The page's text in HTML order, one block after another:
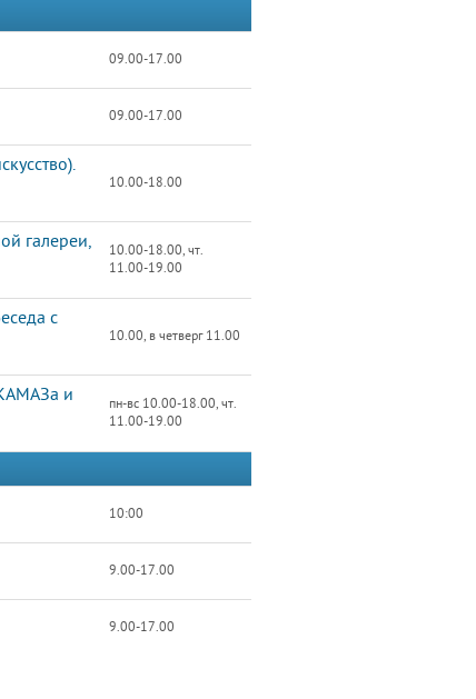
09.00-17.00
09.00-17.00
10.00-18.00
галереи,
10.00-18.00, чт.
11.00-19.00
с
10.00, в четверг 11.00
и
пн-вс 10.00-18.00, чт.
11.00-19.00
10:00
9.00-17.00
9.00-17.00